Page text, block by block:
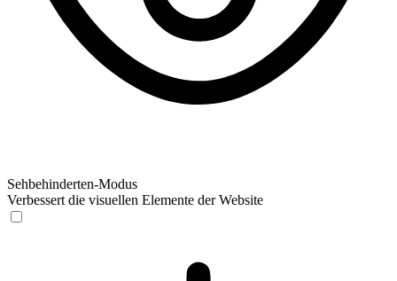
Sehbehinderten-Modus
Verbessert die visuellen Elemente der Website